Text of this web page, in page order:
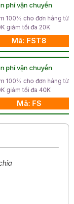
phí vận chuyển
100% cho đơn hàng từ
giảm tối đa 20K
Mã: FST8
phí vận chuyển
100% cho đơn hàng từ
giảm tối đa 40K
Mã: FS